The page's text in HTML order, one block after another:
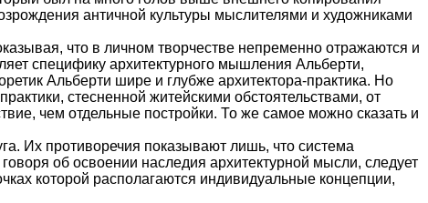
античной культуры мыслителями и художниками
что в личном творчестве непременно отражаются и
специфику архитектурного мышления Альберти,
Альберти шире и глубже архитектора-практика. Но
стесненной житейскими обстоятельствами, от
чем отдельные постройки. То же самое можно сказать и
Их противоречия показывают лишь, что система
об освоении наследия архитектурной мысли, следует
которой располагаются индивидуальные концепции,